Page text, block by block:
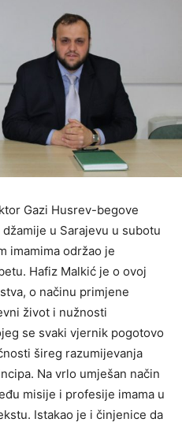
Gazi Husrev-begove
u Sarajevu u subotu
imamima održao je
Hafiz Malkić je o ovoj
o načinu primjene
život i nužnosti
se svaki vjernik pogotovo
šireg razumijevanja
Na vrlo umješan način
misije i profesije imama u
Istakao je i činjenice da